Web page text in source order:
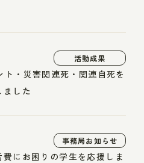
活動成果
・災害関連死・関連自死を
ました
事務局お知らせ
費にお困りの学生を応援しま